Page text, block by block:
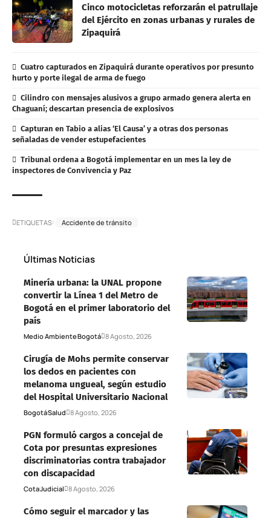
Cinco motocicletas reforzarán el patrullaje
del Ejército en zonas urbanas y rurales de
Zipaquirá
Cuatro capturados en Zipaquirá durante operativos por presunto
hurto y porte ilegal de arma de fuego
Cilindro con mensajes alusivos a grupo armado genera alerta en
Chaguaní; descartan presencia de explosivos
Capturan en Tabio a alias ‘El Causa’ y a otras dos personas
señaladas de vender estupefacientes
Tribunal ordena a Bogotá implementar en un mes la ley de
inspectores de Convivencia y Paz
ETIQUETAS: Accidente de tránsito
Últimas Noticias
Minería urbana: la UNAL propone
convertir la Línea 1 del Metro de
Bogotá en el primer laboratorio del
país
Medio AmbienteBogotá 8 Agosto, 2026
Cirugía de Mohs permite conservar
los dedos en pacientes con
melanoma ungueal, según estudio
del Hospital Universitario Nacional
BogotáSalud 8 Agosto, 2026
PGN formuló cargos a concejal de
Cota por presuntas expresiones
discriminatorias contra trabajador
con discapacidad
CotaJudicial 8 Agosto, 2026
Cómo seguir el marcador y las